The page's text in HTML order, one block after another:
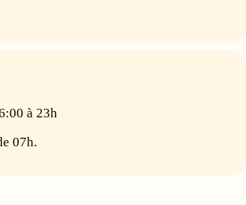
à 23h
07h.